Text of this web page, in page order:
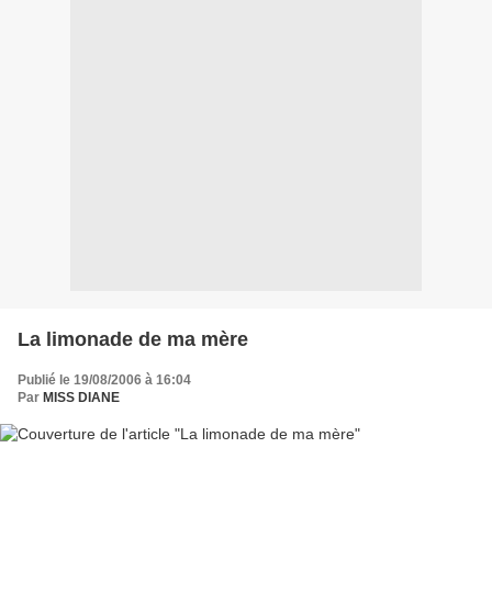
La limonade de ma mère
Publié le 19/08/2006 à 16:04
Par MISS DIANE